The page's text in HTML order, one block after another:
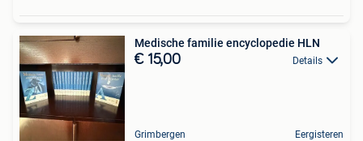
Medische familie encyclopedie HLN
€ 15,00 Details
Grimbergen Eergisteren